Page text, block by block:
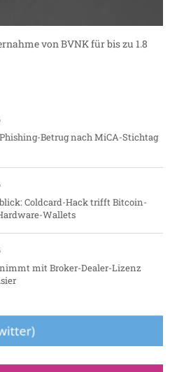
von BVNK für bis zu 1.8
Betrug nach MiCA-Stichtag
Coldcard-Hack trifft Bitcoin-
Wallets
mit Broker-Dealer-Lizenz